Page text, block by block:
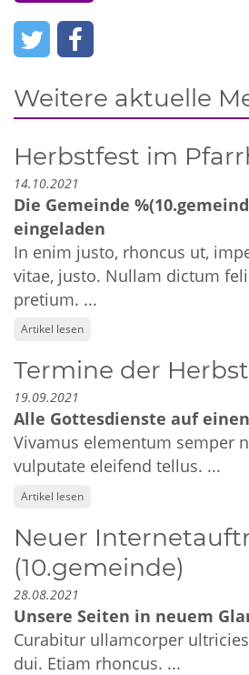
Weitere aktuelle
Herbstfest im
14.10.2021
Die Gemeinde
eingeladen
In enim justo, rhoncus ut,
vitae, justo. Nullam dictum
pretium. ...
Artikel lesen
Termine der
19.09.2021
Alle Gottesdienste auf
Vivamus elementum semper
vulputate eleifend tellus. ...
Artikel lesen
Neuer
(10.gemeinde)
28.08.2021
Unsere Seiten in neuem
Curabitur ullamcorper
dui. Etiam rhoncus. ...